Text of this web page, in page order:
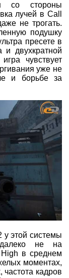
со стороны
лучей в Call
не трогать.
подушку
пресете в
и двухкратной
чувствует
уже не
и борьбе за
у этой системы
не на
High в среднем
моментах,
частота кадров